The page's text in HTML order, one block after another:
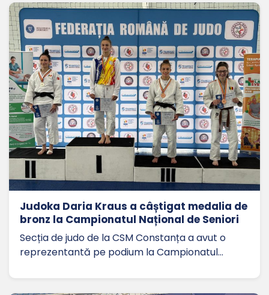
Judoka Daria Kraus a câștigat medalia de
bronz la Campionatul Național de Seniori
Secția de judo de la CSM Constanța a avut o
reprezentantă pe podium la Campionatul…